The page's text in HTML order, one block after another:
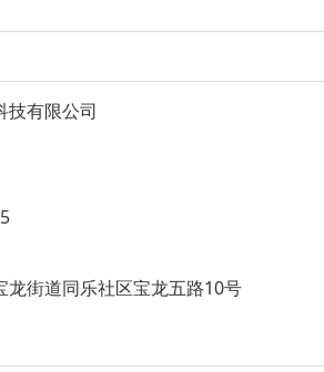
技有限公司
龙街道同乐社区宝龙五路10号